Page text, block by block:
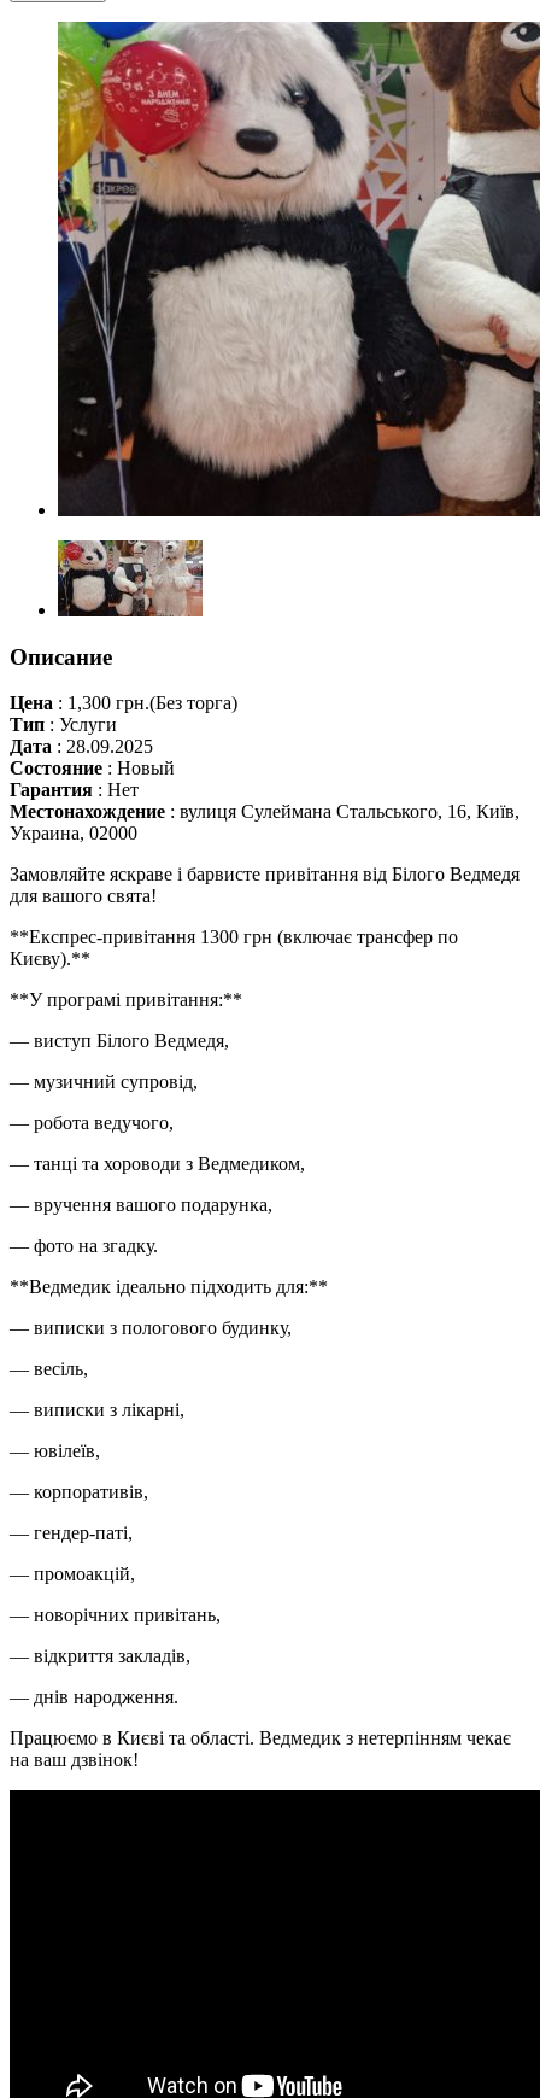
Описание
Цена : 1,300 грн.(Без торга)
Тип : Услуги
Дата : 28.09.2025
Состояние : Новый
Гарантия : Нет
Местонахождение : вулиця Сулеймана Стальського, 16, Київ,
Украина, 02000
Замовляйте яскраве і барвисте привітання від Білого Ведмедя
для вашого свята!
**Експрес-привітання 1300 грн (включає трансфер по
Києву).**
**У програмі привітання:**
— виступ Білого Ведмедя,
— музичний супровід,
— робота ведучого,
— танці та хороводи з Ведмедиком,
— вручення вашого подарунка,
— фото на згадку.
**Ведмедик ідеально підходить для:**
— виписки з пологового будинку,
— весіль,
— виписки з лікарні,
— ювілеїв,
— корпоративів,
— гендер-паті,
— промоакцій,
— новорічних привітань,
— відкриття закладів,
— днів народження.
Працюємо в Києві та області. Ведмедик з нетерпінням чекає
на ваш дзвінок!